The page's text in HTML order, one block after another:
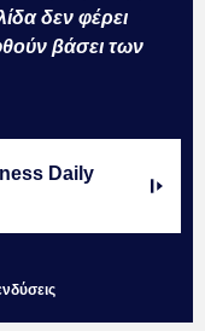
δεν φέρει
βάσει των
Daily